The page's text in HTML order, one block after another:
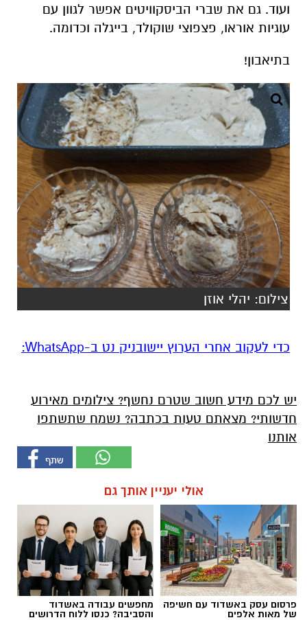
ועוד. גם את שברי הביסקוויטים אפשר לגוון עם
עוגיות אוראו, פצפוצי שוקולד, בייגלה וכדומה.
בתיאבון!
צילום: יהלי אוזן
‏כדי לעקוב אחרי הערוץ יישובניק נט ב-WhatsApp:‏‏‏
יש לכם מידע חשוב שטרם נחשף? צילומים מאירוע
חדשותי? מצאתם טעות בכתבה? נשמח שתשתפו
אותנו
אולי יעניין אותך גם
פרסום עסק באשדוד עם חשיפה
של מאות אלפים
מחפשים עבודה באשדוד
והסביבה? כנסו ללוח הדרושים